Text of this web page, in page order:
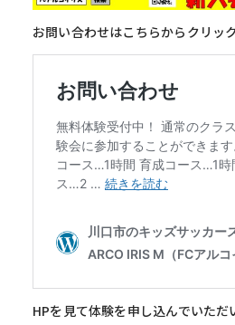
お問い合わせはこちらからクリッ
HPを見て体験を申し込んでいた